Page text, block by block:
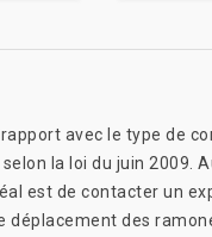
avec le type de
la loi du juin 2009.
est de contacter un
des